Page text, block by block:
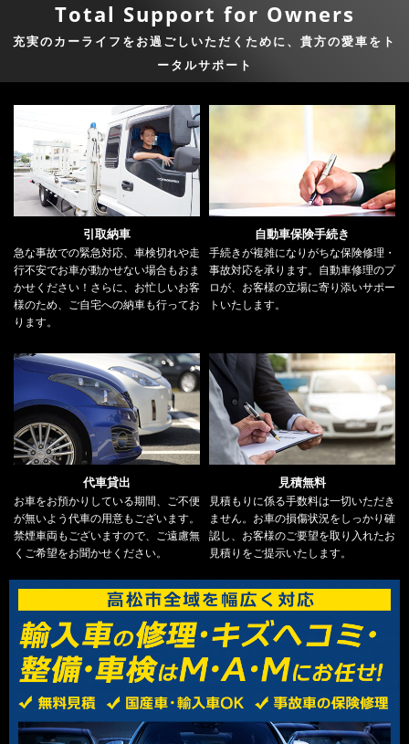
Total Support for Owners
充実のカーライフをお過ごしいただくために、貴方の愛車をト
ータルサポート
引取納車
急な事故での緊急対応、車検切れや走
行不安でお車が動かせない場合もおま
かせください！さらに、お忙しいお客
様のため、ご自宅への納車も行ってお
ります。
自動車保険手続き
手続きが複雑になりがちな保険修理・
事故対応を承ります。自動車修理のプ
ロが、お客様の立場に寄り添いサポー
トいたします。
代車貸出
お車をお預かりしている期間、ご不便
が無いよう代車の用意もございます。
禁煙車両もございますので、ご遠慮無
くご希望をお聞かせください。
見積無料
見積もりに係る手数料は一切いただき
ません。お車の損傷状況をしっかり確
認し、お客様のご要望を取り入れたお
見積りをご提示いたします。